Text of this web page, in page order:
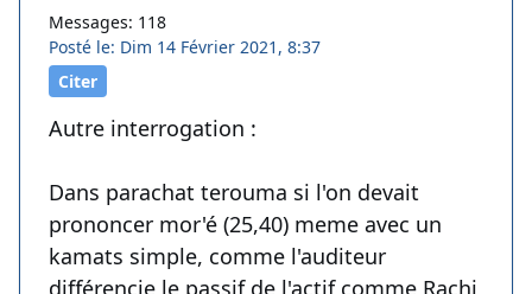
Messages: 118
Posté le: Dim 14 Février 2021, 8:37
Citer
Autre interrogation :
Dans parachat terouma si l'on devait
prononcer mor'é (25,40) meme avec un
kamats simple, comme l'auditeur
différencie le passif de l'actif comme Rachi